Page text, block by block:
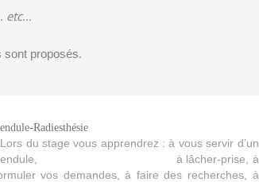
etc…
sont proposés.
Radiesthésie
Lors du stage vous apprendrez : à vous servir d’un
à lâcher-prise, à
vos demandes, à faire des recherches, à